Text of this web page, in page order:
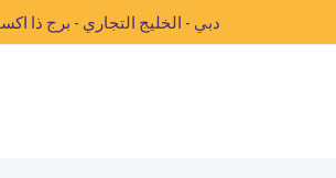
دبي - الخليج التجاري - برج ذا